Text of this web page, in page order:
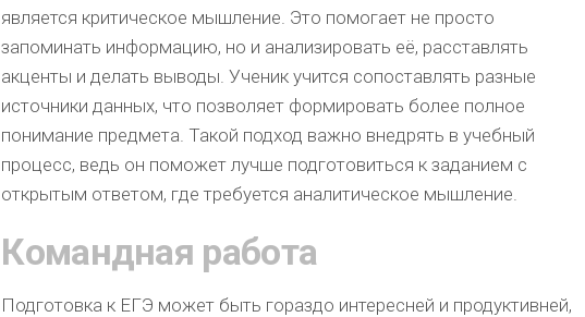
является критическое мышление. Это помогает не просто
запоминать информацию, но и анализировать её, расставлять
акценты и делать выводы. Ученик учится сопоставлять разные
источники данных, что позволяет формировать более полное
понимание предмета. Такой подход важно внедрять в учебный
процесс, ведь он поможет лучше подготовиться к заданием с
открытым ответом, где требуется аналитическое мышление.
Командная работа
Подготовка к ЕГЭ может быть гораздо интересней и продуктивней,